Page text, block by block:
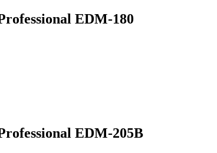
EDM-180
EDM-205B